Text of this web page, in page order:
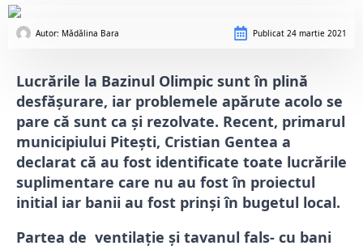
Autor: Mădălina Bara Publicat 24 martie 2021
Lucrările la Bazinul Olimpic sunt în plină
desfășurare, iar problemele apărute acolo se
pare că sunt ca și rezolvate. Recent, primarul
municipiului Pitești, Cristian Gentea a
declarat că au fost identificate toate lucrările
suplimentare care nu au fost în proiectul
initial iar banii au fost prinși în bugetul local.
Partea de ventilație și tavanul fals- cu bani